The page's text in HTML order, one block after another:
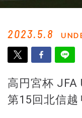
2023.5.8
高円宮杯 JFA
第15回北信